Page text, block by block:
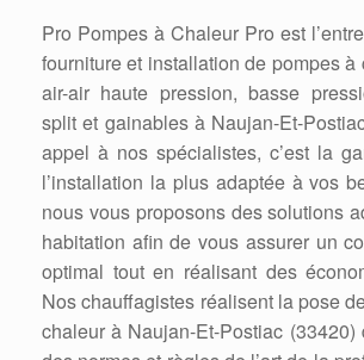
Pro Pompes à Chaleur Pro est
fourniture et installation de pompes à
air-air haute pression, basse
split et gainables à Naujan-Et-
appel à nos spécialistes, c’est la
l’installation la plus adaptée à vos
nous vous proposons des solutions
habitation afin de vous assurer un
optimal tout en réalisant des
Nos chauffagistes réalisent la pose
chaleur à Naujan-Et-Postiac (33420)